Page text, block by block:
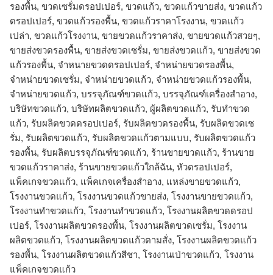
รองพื้น, ขวดเซรั่มดรอปเปอร์, ขวดแก้ว, ขวดแก้วขายส่ง, ขวดแก้ว
ดรอปเปอร์, ขวดแก้วรองพื้น, ขวดแก้วราคาโรงงาน, ขวดแก้ว
เปล่า, ขวดแก้วโรงงาน, ขายขวดแก้วราคาส่ง, ขายขวดแก้วสวยๆ,
ขายส่งขวดรองพื้น, ขายส่งขวดเซรั่ม, ขายส่งขวดแก้ว, ขายส่งขวด
แก้วรองพื้น, จำหนายขวดดรอปเปอร์, จำหน่ายขวดรองพื้น,
จำหน่ายขวดเซรั่ม, จำหน่ายขวดแก้ว, จำหน่ายขวดแก้วรองพื้น,
จําหน่ายขวดแก้ว, บรรจุภัณฑ์ขวดแก้ว, บรรจุภัณฑ์เครื่องสำอาง,
บริษัทขวดแก้ว, บริษัทผลิตขวดแก้ว, ผู้ผลิตขวดแก้ว, รับทำขวด
แก้ว, รับผลิตขวดดรอปเปอร์, รับผลิตขวดรองพื้น, รับผลิตขวดเซ
รั่ม, รับผลิตขวดแก้ว, รับผลิตขวดแก้วตามแบบ, รับผลิตขวดแก้ว
รองพื้น, รับผลิตบรรจุภัณฑ์ขวดแก้ว, ร้านขายขวดแก้ว, ร้านขาย
ขวดแก้วราคาส่ง, ร้านขายขวดแก้วใกล้ฉัน, หัวดรอปเปอร์,
แพ็คเกจขวดแก้ว, แพ็คเกจเครื่องสำอาง, แหล่งขายขวดแก้ว,
โรงงานขวดแก้ว, โรงงานขวดแก้วขายส่ง, โรงงานขายขวดแก้ว,
โรงงานทำขวดแก้ว, โรงงานทําขวดแก้ว, โรงงานผลิตขวดดรอป
เปอร์, โรงงานผลิตขวดรองพื้น, โรงงานผลิตขวดเซรั่ม, โรงงาน
ผลิตขวดแก้ว, โรงงานผลิตขวดแก้วตามสั่ง, โรงงานผลิตขวดแก้ว
รองพื้น, โรงงานผลิตขวดแก้วสีชา, โรงงานเป่าขวดแก้ว, โรงงาน
แพ็คเกจขวดแก้ว